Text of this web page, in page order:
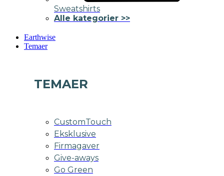
Sweatshirts
Alle kategorier >>
Earthwise
Temaer
TEMAER
CustomTouch
Eksklusive
Firmagaver
Give-aways
Go Green